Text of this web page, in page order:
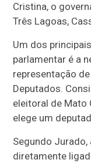
Cristina, o
Três Lagoas,
Um dos
parlamentar é a
representação
Deputados.
eleitoral de Mato
elege um
Segundo
diretamente